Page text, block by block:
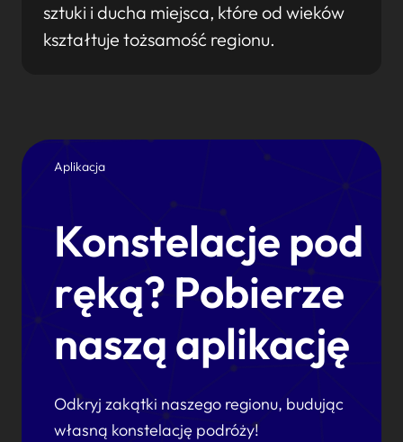
sztuki i ducha miejsca, które od wieków
kształtuje tożsamość regionu.
Aplikacja
Konstelacje pod
ręką? Pobierze
naszą aplikację
Odkryj zakątki naszego regionu, budując
własną konstelację podróży!